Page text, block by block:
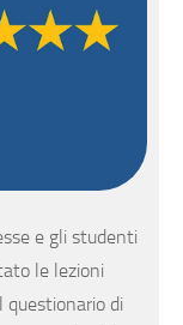
e gli studenti
le lezioni
di